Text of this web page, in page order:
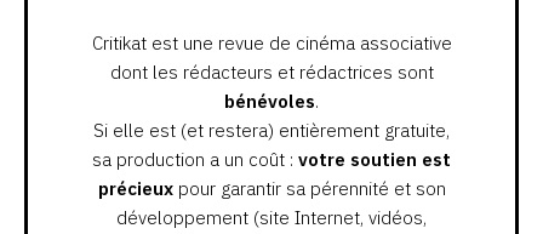
Critikat est une revue de cinéma associative
dont les rédacteurs et rédactrices sont
bénévoles.
Si elle est (et restera) entièrement gratuite,
sa production a un coût : votre soutien est
précieuxpour garantir sa pérennité et son
développement (site Internet, vidéos,